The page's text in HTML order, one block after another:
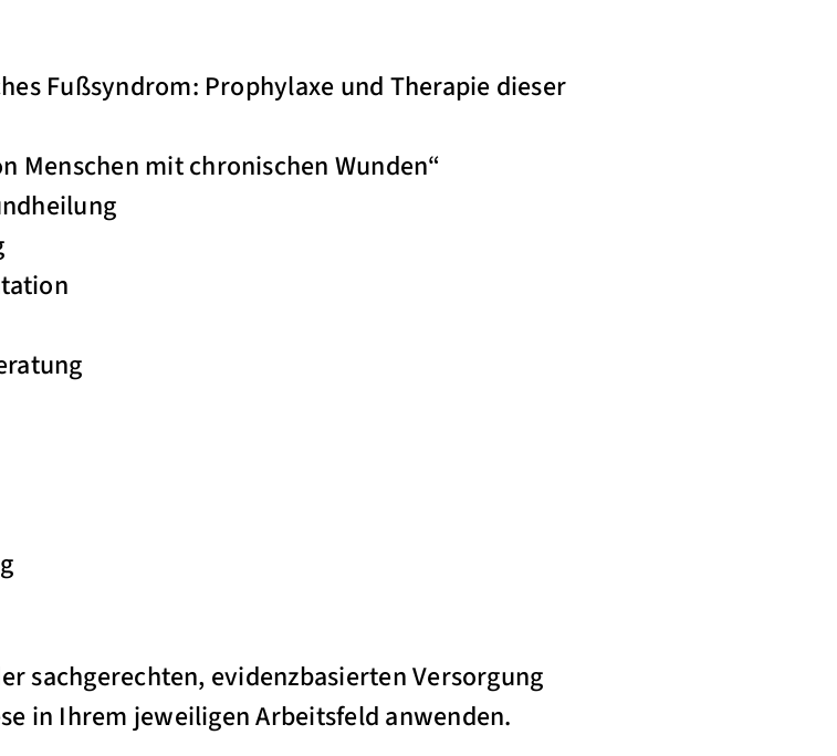
Fußsyndrom: Prophylaxe und Therapie dieser
Menschen mit chronischen Wunden“
sachgerechten, evidenzbasierten Versorgung
in Ihrem jeweiligen Arbeitsfeld anwenden.